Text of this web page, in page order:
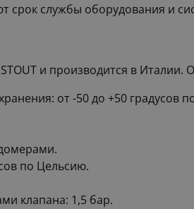
срок службы оборудования и
и производится в Италии.
от -50 до +50 градусов
по Цельсию.
клапана: 1,5 бар.